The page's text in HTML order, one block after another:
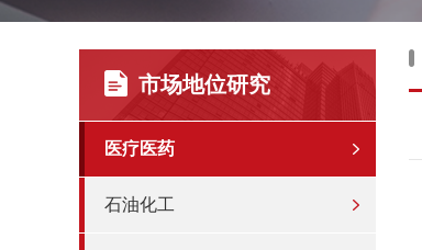
市场地位研究
医疗医药
石油化工